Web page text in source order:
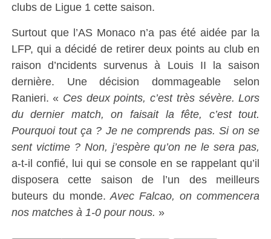
clubs de Ligue 1 cette saison.
Surtout que l’AS Monaco n’a pas été aidée par la
LFP, qui a décidé de retirer deux points au club en
raison d’ncidents survenus à Louis II la saison
dernière. Une décision dommageable selon
Ranieri. « Ces deux points, c’est très sévère. Lors
du dernier match, on faisait la fête, c’est tout.
Pourquoi tout ça ? Je ne comprends pas. Si on se
sent victime ? Non, j’espère qu’on ne le sera pas,
a-t-il confié, lui qui se console en se rappelant qu’il
disposera cette saison de l’un des meilleurs
buteurs du monde.Avec Falcao, on commencera
nos matches à 1-0 pour nous. »